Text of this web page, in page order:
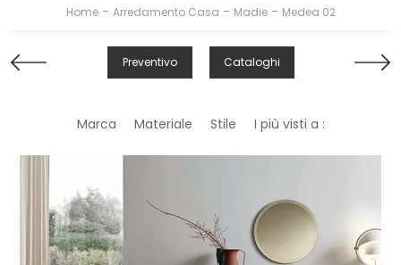
Home- Arredamento Casa - Madie - Medea 02
Preventivo Cataloghi
Marca Materiale Stile I più visti a :